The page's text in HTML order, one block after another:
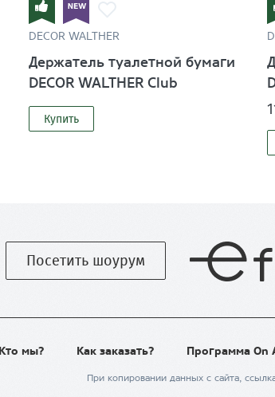
DECOR WALTHER
Держатель туалетной бумаги
DECOR WALTHER Club
Купить
Посетить шоурум
Кто мы? Как заказать? Программа On
При копировании данных с сайта,